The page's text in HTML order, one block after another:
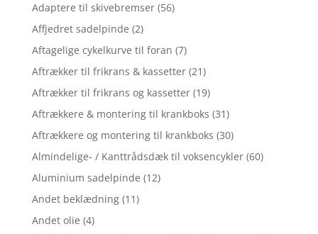
Adaptere til skivebremser (56)
Affjedret sadelpinde (2)
Aftagelige cykelkurve til foran (7)
Aftrækker til frikrans & kassetter (21)
Aftrækker til frikrans og kassetter (19)
Aftrækkere & montering til krankboks (31)
Aftrækkere og montering til krankboks (30)
Almindelige- / Kanttrådsdæk til voksencykler (60)
Aluminium sadelpinde (12)
Andet beklædning (11)
Andet olie (4)